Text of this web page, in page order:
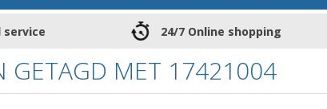
service 24/7 Online shopping
GETAGD MET 17421004